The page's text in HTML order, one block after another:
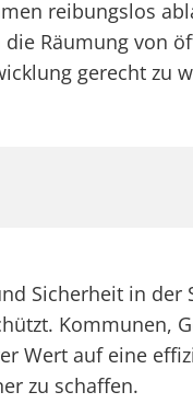
reibungslos
Räumung von
gerecht zu
Sicherheit in der
Kommunen,
Wert auf eine
zu schaffen.